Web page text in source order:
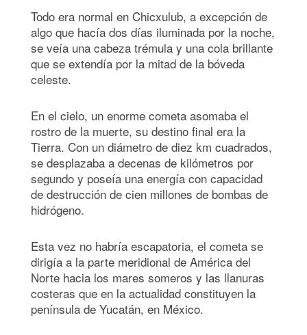
Todo era normal en Chicxulub, a excepción de
algo que hacía dos días iluminada por la noche,
se veía una cabeza trémula y una cola brillante
que se extendía por la mitad de la bóveda
celeste.
En el cielo, un enorme cometa asomaba el
rostro de la muerte, su destino final era la
Tierra. Con un diámetro de diez km cuadrados,
se desplazaba a decenas de kilómetros por
segundo y poseía una energía con capacidad
de destrucción de cien millones de bombas de
hidrógeno.
Esta vez no habría escapatoria, el cometa se
dirigía a la parte meridional de América del
Norte hacia los mares someros y las llanuras
costeras que en la actualidad constituyen la
península de Yucatán, en México.